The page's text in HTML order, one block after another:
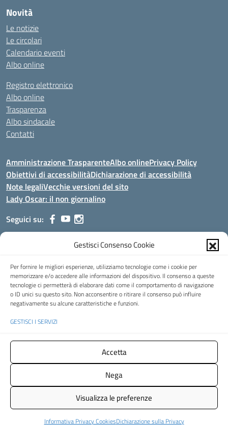
Gestisci Consenso Cookie
Per fornire le migliori esperienze, utilizziamo tecnologie come i cookie per
memorizzare e/o accedere alle informazioni del dispositivo. Il consenso a queste
tecnologie ci permetterà di elaborare dati come il comportamento di navigazione
o ID unici su questo sito. Non acconsentire o ritirare il consenso può influire
negativamente su alcune caratteristiche e funzioni.
GESTISCI I SERVIZI
Accetta
Nega
Visualizza le preferenze
Informativa Privacy CookiesDichiarazione sulla Privacy
Novità
Le notizie
Le circolari
Calendario eventi
Albo online
Registro elettronico
Albo online
Trasparenza
Albo sindacale
Contatti
Amministrazione TrasparenteAlbo onlinePrivacy Policy
Obiettivi di accessibilitàDichiarazione di accessibilità
Note legaliVecchie versioni del sito
Lady Oscar: il non giornalino
Seguici su:
Viale Aldo Moro, 51 - 24021 Albino (Bg)
Posta elettronica certificata (PEC):bgis00900b@pec.istruzione.it
Codice fiscale: 95002390169
Codice meccanografico:BGIS00900B
Codice unico di fatturazione (CUF): UFMHLX
Spazio web concesso in uso gratuito daWeb3king, via Pertini 8 ALBINO
Concept & Design by Designers Italia
- Versione del tema: